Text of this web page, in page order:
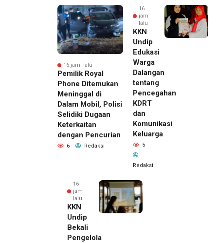
16 jam lalu
Pemilik Royal
Phone Ditemukan
Meninggal di
Dalam Mobil, Polisi
Selidiki Dugaan
Keterkaitan
dengan Pencurian
6 Redaksi
16
jam
lalu
KKN
Undip
Edukasi
Warga
Dalangan
tentang
Pencegahan
KDRT
dan
Komunikasi
Keluarga
5
Redaksi
16
jam
lalu
KKN
Undip
Bekali
Pengelola